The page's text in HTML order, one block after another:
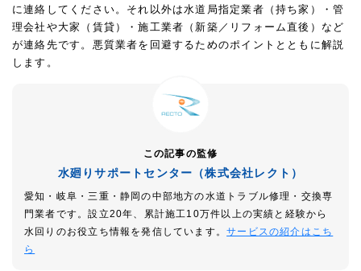
に連絡してください。それ以外は水道局指定業者（持ち家）・管
理会社や大家（賃貸）・施工業者（新築／リフォーム直後）など
が連絡先です。悪質業者を回避するためのポイントとともに解説
します。
この記事の監修
水廻りサポートセンター（株式会社レクト）
愛知・岐阜・三重・静岡の中部地方の水道トラブル修理・交換専
門業者です。設立20年、累計施工10万件以上の実績と経験から
水回りのお役立ち情報を発信しています。サービスの紹介はこち
ら